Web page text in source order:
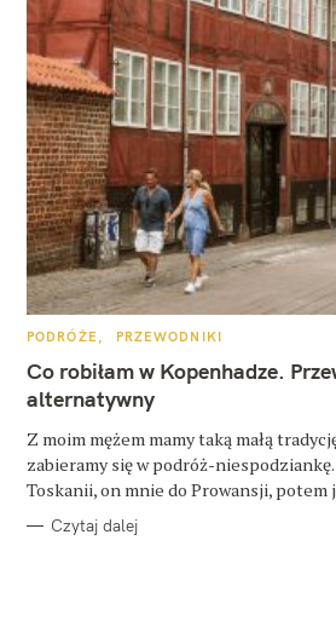
K
T
E
G
O
I
PODRÓŻE PRZEWODNIKI
Co robiłam w Kopenhadze.
alternatywny
Z moim mężem mamy taką małą
zabieramy się w podróż-niespodziankę.
Toskanii, on mnie do Prowansji, potem
Czytaj dalej